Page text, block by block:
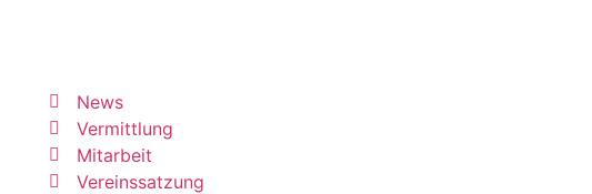
News
Vermittlung
Mitarbeit
Vereinssatzung